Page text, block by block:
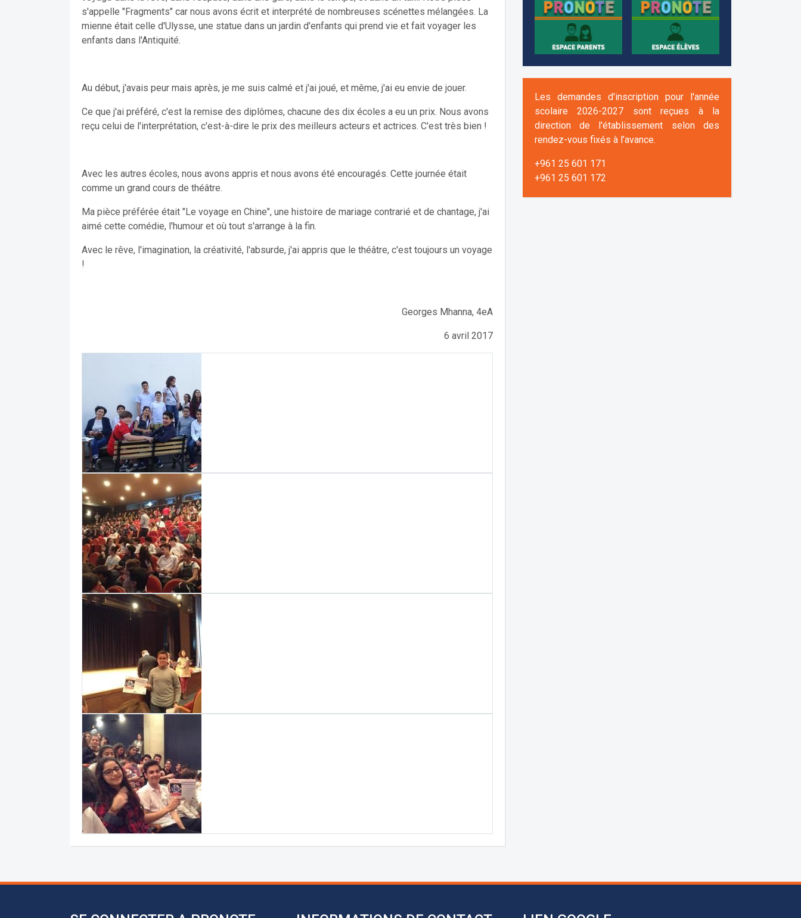
s'appelle "Fragments" car nous avons écrit et interprété de nombreuses scénettes mélangées. La
mienne était celle d'Ulysse, une statue dans un jardin d'enfants qui prend vie et fait voyager les
enfants dans l'Antiquité.
Au début, j'avais peur mais après, je me suis calmé et j'ai joué, et même, j'ai eu envie de jouer.
Ce que j'ai préféré, c'est la remise des diplômes, chacune des dix écoles a eu un prix. Nous avons
reçu celui de l'interprétation, c'est-à-dire le prix des meilleurs acteurs et actrices. C'est très bien !
Avec les autres écoles, nous avons appris et nous avons été encouragés. Cette journée était
comme un grand cours de théâtre.
Ma pièce préférée était "Le voyage en Chine", une histoire de mariage contrarié et de chantage, j'ai
aimé cette comédie, l'humour et où tout s'arrange à la fin.
Avec le rêve, l'imagination, la créativité, l'absurde, j'ai appris que le théâtre, c'est toujours un voyage
!
Georges Mhanna, 4eA
6 avril 2017
Les demandes d'inscription pour l'année
scolaire 2026-2027 sont reçues à la
direction de l'établissement selon des
rendez-vous fixés à l’avance.
+961 25 601 171
+961 25 601 172